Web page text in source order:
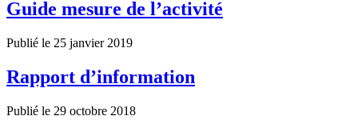
Guide mesure de l’activité
Publié le 25 janvier 2019
Rapport d’information
Publié le 29 octobre 2018